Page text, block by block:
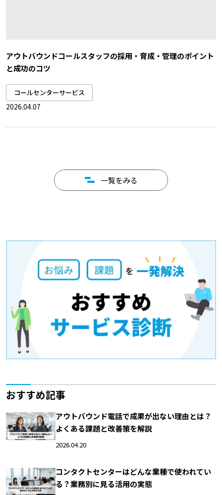
アウトバウンドコールスタッフの採用・育成・管理のポイント
と成功のコツ
コールセンターサービス
2026.04.07
一覧をみる
おすすめ記事
アウトバウンド電話で成果が出ない理由とは？
よくある課題と改善策を解説
2026.04.20
コンタクトセンターはどんな業種で使われてい
る？業務別に見る活用の実態